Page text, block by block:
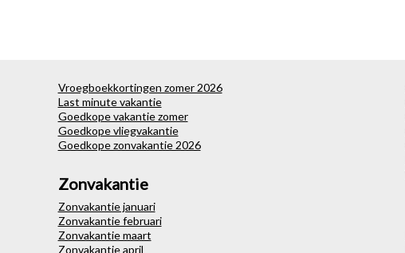
Vroegboekkortingen zomer 2026
Last minute vakantie
Goedkope vakantie zomer
Goedkope vliegvakantie
Goedkope zonvakantie 2026
Zonvakantie
Zonvakantie januari
Zonvakantie februari
Zonvakantie maart
Zonvakantie april